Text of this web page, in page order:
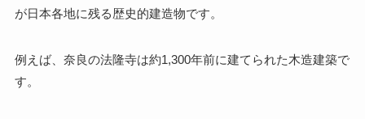
が日本各地に残る歴史的建造物です。
例えば、奈良の法隆寺は約1,300年前に建てられた木造建築で
す。